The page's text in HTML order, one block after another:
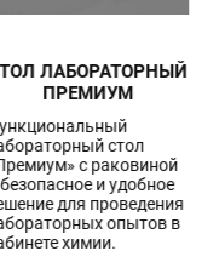
ЛАБОРАТОРНЫЙ
ПРЕМИУМ
стол
с раковиной
и удобное
для проведения
опытов в
химии.